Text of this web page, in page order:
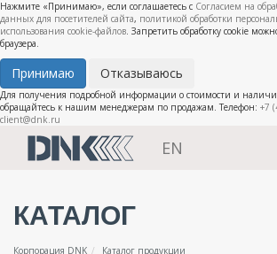
Нажмите «Принимаю», если соглашаетесь с Согласием на
данных для посетителей сайта, политикой обработки
использования cookie-файлов. Запретить обработку cookie
браузера.
Принимаю Отказываюсь
Для получения подробной информации о стоимости и
обращайтесь к нашим менеджерам по продажам. Телефон: +7
client@dnk.ru
EN
КАТАЛОГ
Корпорация DNK
Каталог продукции